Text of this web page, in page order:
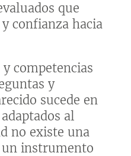
que
confianza hacia
competencias
y
sucede en
al
no existe una
un instrumento